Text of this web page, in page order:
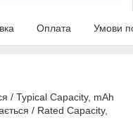
Оплата Умови
/ Typical Capacity, mAh
/ Rated Capacity,